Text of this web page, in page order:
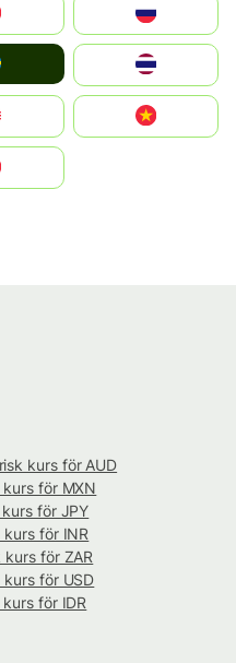
kurs för AUD
för MXN
för JPY
kurs för INR
kurs för ZAR
kurs för USD
för IDR